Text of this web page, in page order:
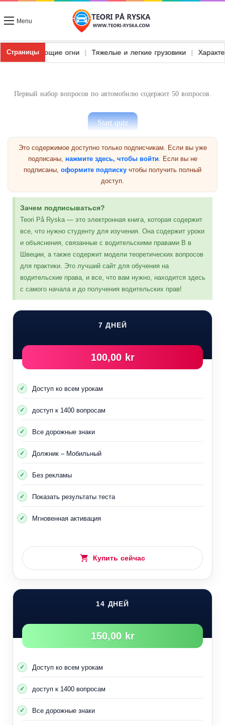
Menu
Страницыи предупреждающие огни | Тяжелые и легкие грузовики |
Первый набор вопросов по автомобилю содержит 50 вопросов.
Предыдущая группа
Вопросы по транспортным средствам 1
Следующая группа
Это содержимое доступно только подписчикам. Если вы уже
подписаны, нажмите здесь, чтобы войти. Если вы не
подписаны, оформите подпискучтобы получить полный
доступ.
Зачем подписываться?
Teori På Ryska — это электронная книга, которая содержит
все, что нужно студенту для изучения. Она содержит уроки
и объяснения, связанные с водительскими правами B в
Швеции, а также содержит модели теоретических вопросов
для практики. Это лучший сайт для обучения на
водительские права, и все, что вам нужно, находится здесь
с самого начала и до получения водительских прав!
7 ДНЕЙ
100,00 kr
Доступ ко всем урокам
доступ к 1400 вопросам
Все дорожные знаки
Должник – Мобильный
Без рекламы
Показать результаты теста
Мгновенная активация
Купить сейчас
14 ДНЕЙ
150,00 kr
Доступ ко всем урокам
доступ к 1400 вопросам
Все дорожные знаки